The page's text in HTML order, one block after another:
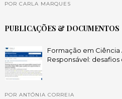
POR CARLA MARQUES
PUBLICAÇÕES & DOCUMENTOS
Formação em
Responsável:
POR ANTÓNIA CORREIA